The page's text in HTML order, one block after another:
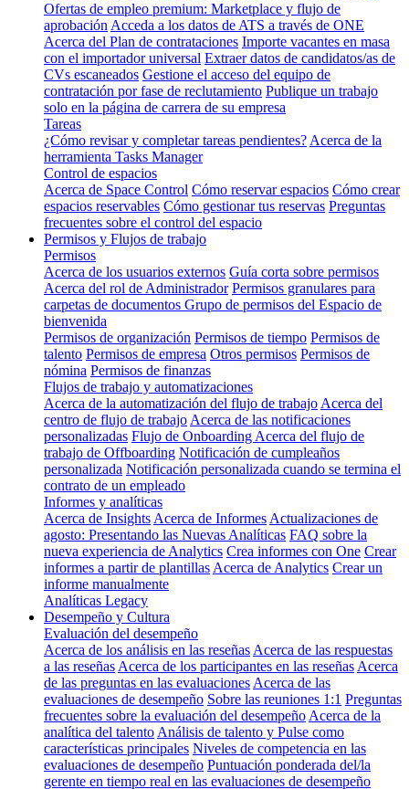
Ofertas de empleo premium: Marketplace y flujo de
aprobación Acceda a los datos de ATS a través de ONE
Acerca del Plan de contrataciones Importe vacantes en masa
con el importador universal Extraer datos de candidatos/as de
CVs escaneados Gestione el acceso del equipo de
contratación por fase de reclutamiento Publique un trabajo
solo en la página de carrera de su empresa
Tareas
¿Cómo revisar y completar tareas pendientes? Acerca de la
herramienta Tasks Manager
Control de espacios
Acerca de Space Control Cómo reservar espacios Cómo crear
espacios reservables Cómo gestionar tus reservas Preguntas
frecuentes sobre el control del espacio
Permisos y Flujos de trabajo
Permisos
Acerca de los usuarios externos Guía corta sobre permisos
Acerca del rol de Administrador Permisos granulares para
carpetas de documentos Grupo de permisos del Espacio de
bienvenida
Permisos de organización Permisos de tiempo Permisos de
talento Permisos de empresa Otros permisos Permisos de
nómina Permisos de finanzas
Flujos de trabajo y automatizaciones
Acerca de la automatización del flujo de trabajo Acerca del
centro de flujo de trabajo Acerca de las notificaciones
personalizadas Flujo de Onboarding Acerca del flujo de
trabajo de Offboarding Notificación de cumpleaños
personalizada Notificación personalizada cuando se termina el
contrato de un empleado
Informes y analíticas
Acerca de Insights Acerca de Informes Actualizaciones de
agosto: Presentando las Nuevas Analíticas FAQ sobre la
nueva experiencia de Analytics Crea informes con One Crear
informes a partir de plantillas Acerca de Analytics Crear un
informe manualmente
Analíticas Legacy
Desempeño y Cultura
Evaluación del desempeño
Acerca de los análisis en las reseñas Acerca de las respuestas
a las reseñas Acerca de los participantes en las reseñas Acerca
de las preguntas en las evaluaciones Acerca de las
evaluaciones de desempeño Sobre las reuniones 1:1 Preguntas
frecuentes sobre la evaluación del desempeño Acerca de la
analítica del talento Análisis de talento y Pulse como
características principales Niveles de competencia en las
evaluaciones de desempeño Puntuación ponderada del/la
gerente en tiempo real en las evaluaciones de desempeño